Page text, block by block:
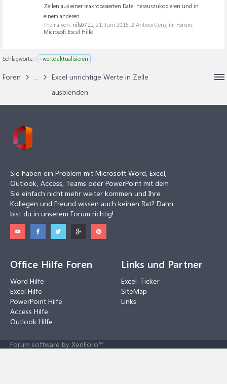
Zellen aus einer makrobasierten Datei herauszukopieren und in
einem anderen...
Thema von: nils0711, 21. Juni 2015, 2 Antwort(en), im Forum:
Microsoft Excel Hilfe
Schlagworte: werte aktualisieren
Foren ...
Excel unrichtige Werte in Zelle
ausblenden
Sie haben ein Problem mit Microsoft Word, Excel,
Outlook, Access, Teams oder PowerPoint mit dem
Sie einfach nicht mehr weiter kommen und Ihre
Kollegen und Freund wissen auch keinen Rat? Dann
bist du in unserem Forum richtig!
Office Hilfe Foren
Word Hilfe
Excel Hilfe
PowerPoint Hilfe
Access Hilfe
Outlook Hilfe
Links und Partner
Excel-Ticker
SiteMap
Links
Forum software by XenForo™